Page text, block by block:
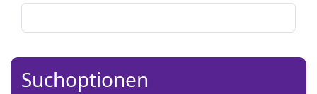
Suchoptionen